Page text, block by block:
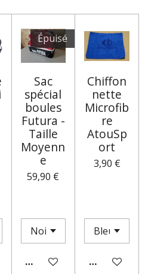
AU PANIER
Épuisé
Sac
spécial
boules
Futura -
Taille
Moyenn
e
59,90 €
M'AVERTIR SI DISPONIBLE
Chiffon
nette
Microfib
re
AtouSp
ort
3,90 €
AJOUTER